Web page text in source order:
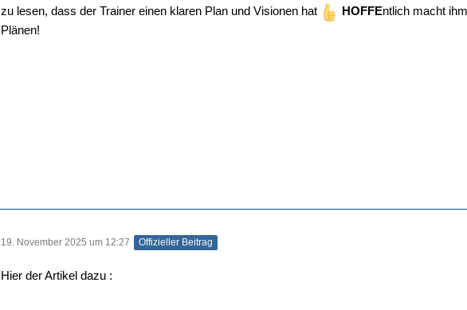
zu lesen, dass der Trainer einen klaren Plan und Visionen hat
HOFFEntlich macht
Plänen!
19. November 2025 um 12:27 Offizieller Beitrag
Hier der Artikel dazu :